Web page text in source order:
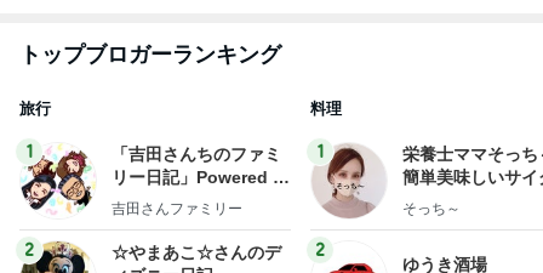
トップブロガーランキング
旅行
1
「吉田さんちのファミ
リー日記」Powered b
y Ameba 吉田さんファ
ログ
吉田さんファミリー
2
☆やまあこ☆さんのデ
料理
1
栄養士ママそっち
簡単美味しいサイ
献立
そっち～
2
ゆうき酒場